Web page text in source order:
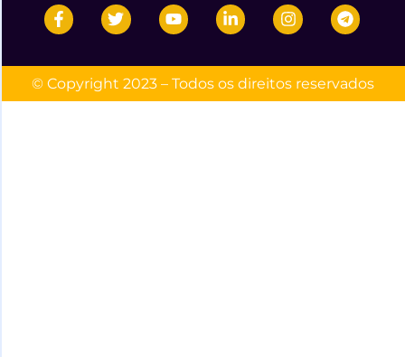
© Copyright 2023 – Todos os direitos reservados